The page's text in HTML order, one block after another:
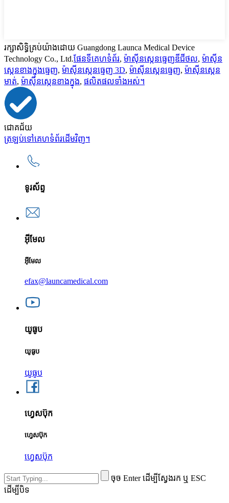
រក្សាសិទ្ធិគ្រប់យ៉ាងដោយ Guangdong Launca Medical Device
Technology Co., Ltd.ផែនទីគេហទំព័រ, ម៉ាស៊ីនស្កេនធ្មេញឌីជីថល, ម៉ាស៊ីន
ស្កេនខាងក្នុងធ្មេញ, ម៉ាស៊ីនស្កេនធ្មេញ 3D, ម៉ាស៊ីនស្កេនធ្មេញ, ម៉ាស៊ីនស្កេន
មាត់, ម៉ាស៊ីនស្កេនខាងក្នុង, ផលិតផលទាំងអស់។
ជោគជ័យ
ត្រឡប់ទៅគេហទំព័រដើមវិញ។
ទូរស័ព្ទ
អ៊ីមែល
អ៊ីមែល
efax@launcamedical.com
យូធូប
យូធូប
យូធូប
ហ្វេសប៊ុក
ហ្វេសប៊ុក
ហ្វេសប៊ុក
ចុច Enter ដើម្បីស្វែងរក ឬ ESC
ដើម្បីបិទ